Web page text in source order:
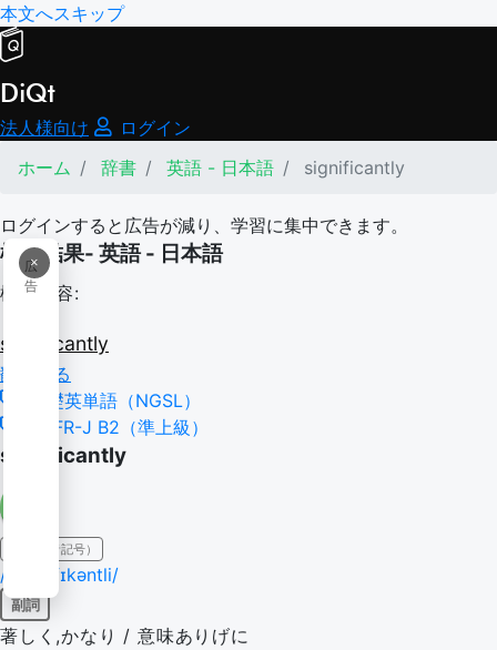
本文へスキップ
DiQt
法人様向け
ログイン
ホーム
辞書 英語 - 日本語 significantly
ログインすると広告が減り、学習に集中できます。
×
広
告
検索結果- 英語 - 日本語
検索内容:
significantly
翻訳する
基礎英単語（NGSL）
CEFR-J B2（準上級）
significantly
IPA（発音記号）
/sɪɡˈnɪfɪkəntli/
副詞
著しく,かなり / 意味ありげに